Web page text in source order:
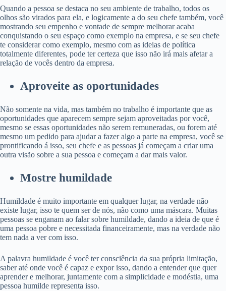
Quando a pessoa se destaca no seu ambiente de trabalho, todos os
olhos são virados para ela, e logicamente a do seu chefe também, você
mostrando seu empenho e vontade de sempre melhorar acaba
conquistando o seu espaço como exemplo na empresa, e se seu chefe
te considerar como exemplo, mesmo com as ideias de política
totalmente diferentes, pode ter certeza que isso não irá mais afetar a
relação de vocês dentro da empresa.
Aproveite as oportunidades
Não somente na vida, mas também no trabalho é importante que as
oportunidades que aparecem sempre sejam aproveitadas por você,
mesmo se essas oportunidades não serem remuneradas, ou forem até
mesmo um pedido para ajudar a fazer algo a parte na empresa, você se
prontificando á isso, seu chefe e as pessoas já começam a criar uma
outra visão sobre a sua pessoa e começam a dar mais valor.
Mostre humildade
Humildade é muito importante em qualquer lugar, na verdade não
existe lugar, isso te quem ser de nós, não como uma máscara. Muitas
pessoas se enganam ao falar sobre humildade, dando a ideia de que é
uma pessoa pobre e necessitada financeiramente, mas na verdade não
tem nada a ver com isso.
A palavra humildade é você ter consciência da sua própria limitação,
saber até onde você é capaz e expor isso, dando a entender que quer
aprender e melhorar, juntamente com a simplicidade e modéstia, uma
pessoa humilde representa isso.